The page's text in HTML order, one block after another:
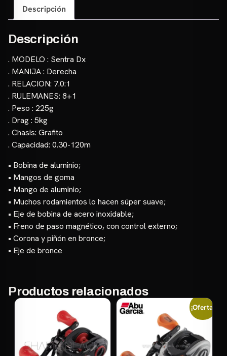
Descripción
Descripción
. MODELO : Sentra Dx
. MANIJA : Derecha
. RELACION: 7.0:1
. RULEMANES: 8+1
. Peso : 225g
. Drag : 5kg
. Chasis: Grafito
. Capacidad: 0.30-120m
• Bobina de aluminio;
• Mangos de goma
• Mango de aluminio;
• Muchos rodamientos lo hacen súper suave;
• Eje de bobina de acero inoxidable;
• Freno de paso magnético, con control externo;
• Corona y piñón en bronce;
• Eje de bronce
Productos relacionados
¡Oferta!